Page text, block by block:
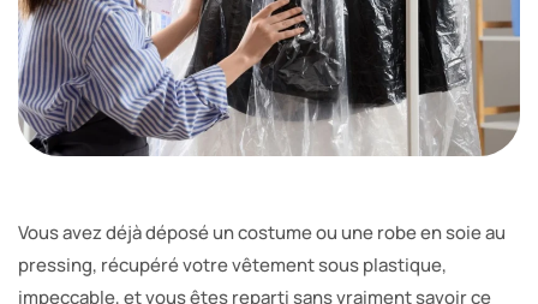
Vous avez déjà déposé un costume ou une robe en soie au
pressing, récupéré votre vêtement sous plastique,
impeccable, et vous êtes reparti sans vraiment savoir ce